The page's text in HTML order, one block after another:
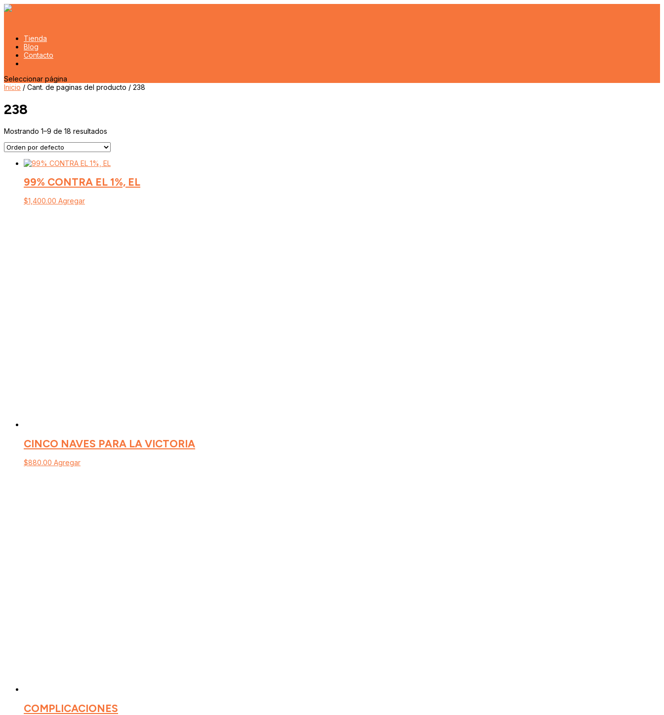
Tienda
Blog
Contacto
Seleccionar página
Inicio / Cant. de paginas del producto / 238
238
Mostrando 1–9 de 18 resultados
99% CONTRA EL 1%, EL
$1,400.00 Agregar
CINCO NAVES PARA LA VICTORIA
$880.00 Agregar
COMPLICACIONES